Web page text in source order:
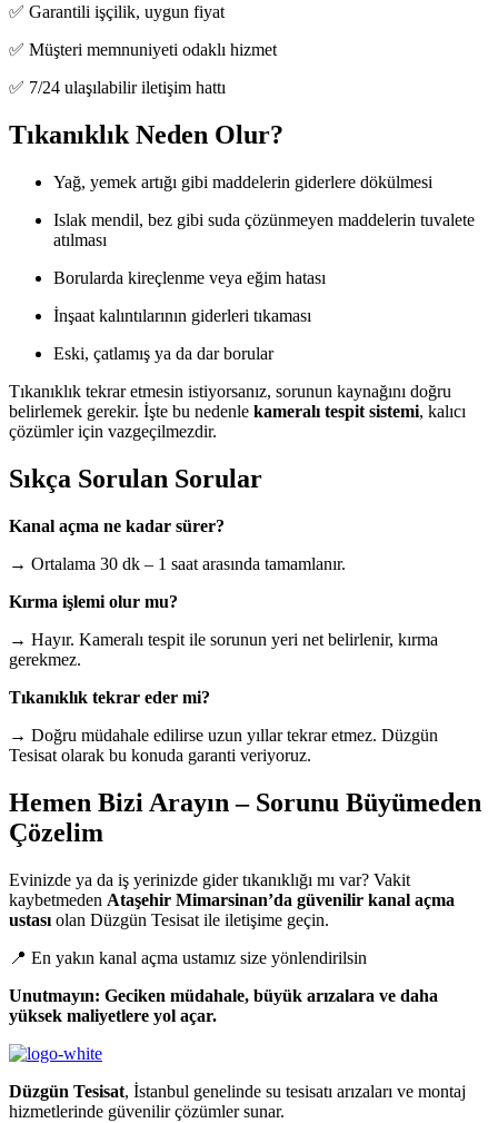
✅ Garantili işçilik, uygun fiyat
✅ Müşteri memnuniyeti odaklı hizmet
✅ 7/24 ulaşılabilir iletişim hattı
Tıkanıklık Neden Olur?
Yağ, yemek artığı gibi maddelerin giderlere dökülmesi
Islak mendil, bez gibi suda çözünmeyen maddelerin tuvalete
atılması
Borularda kireçlenme veya eğim hatası
İnşaat kalıntılarının giderleri tıkaması
Eski, çatlamış ya da dar borular
Tıkanıklık tekrar etmesin istiyorsanız, sorunun kaynağını doğru
belirlemek gerekir. İşte bu nedenle kameralı tespit sistemi, kalıcı
çözümler için vazgeçilmezdir.
Sıkça Sorulan Sorular
Kanal açma ne kadar sürer?
→ Ortalama 30 dk – 1 saat arasında tamamlanır.
Kırma işlemi olur mu?
→ Hayır. Kameralı tespit ile sorunun yeri net belirlenir, kırma
gerekmez.
Tıkanıklık tekrar eder mi?
→ Doğru müdahale edilirse uzun yıllar tekrar etmez. Düzgün
Tesisat olarak bu konuda garanti veriyoruz.
Hemen Bizi Arayın – Sorunu Büyümeden
Çözelim
Evinizde ya da iş yerinizde gider tıkanıklığı mı var? Vakit
kaybetmeden Ataşehir Mimarsinan’da güvenilir kanal açma
ustası olan Düzgün Tesisat ile iletişime geçin.
📍 En yakın kanal açma ustamız size yönlendirilsin
Unutmayın: Geciken müdahale, büyük arızalara ve daha
yüksek maliyetlere yol açar.
Düzgün Tesisat, İstanbul genelinde su tesisatı arızaları ve montaj
hizmetlerinde güvenilir çözümler sunar.